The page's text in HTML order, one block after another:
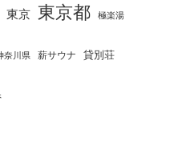
東京 東京都 極楽湯
奈川県 薪サウナ 貸別荘